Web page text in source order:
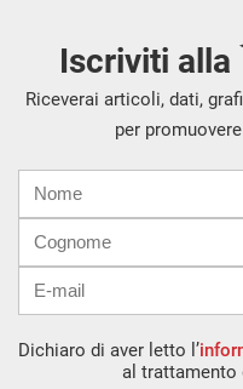
Iscriviti alla
Riceverai articoli, dati,
per
mail
Dichiaro di aver letto l’
al trattamento